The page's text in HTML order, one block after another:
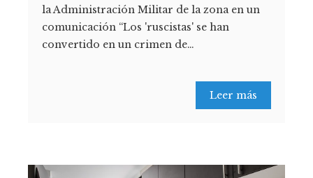
la Administración Militar de la zona en un
comunicación “Los 'ruscistas' se han
convertido en un crimen de…
Leer más